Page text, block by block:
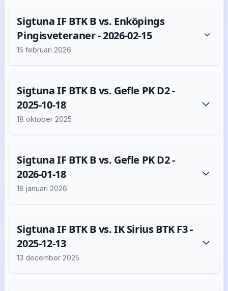
Sigtuna IF BTK B vs. Enköpings
Pingisveteraner - 2026-02-15
15 februari 2026
Sigtuna IF BTK B vs. Gefle PK D2 -
2025-10-18
18 oktober 2025
Sigtuna IF BTK B vs. Gefle PK D2 -
2026-01-18
18 januari 2026
Sigtuna IF BTK B vs. IK Sirius BTK F3 -
2025-12-13
13 december 2025